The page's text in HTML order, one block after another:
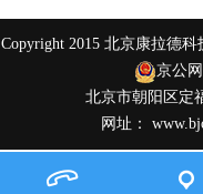
Copyright 2015 北京康拉德
京公
北京市朝阳区定
网址：